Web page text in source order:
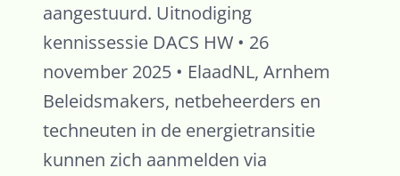
aangestuurd. Uitnodiging
kennissessie DACS HW • 26
november 2025 • ElaadNL, Arnhem
Beleidsmakers, netbeheerders en
techneuten in de energietransitie
kunnen zich aanmelden via